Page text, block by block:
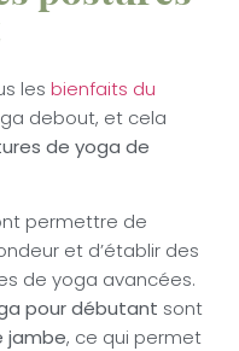
les bienfaits du
debout, et cela
de yoga de
permettre de
et d’établir des
de yoga avancées.
pour débutant sont
jambe, ce qui permet